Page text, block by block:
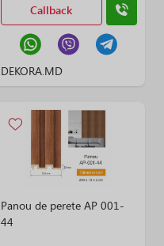
Callback
DEKORA.MD
Panou de perete AP 001-
44